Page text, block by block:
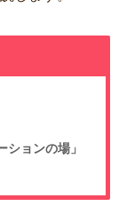
ションの場」